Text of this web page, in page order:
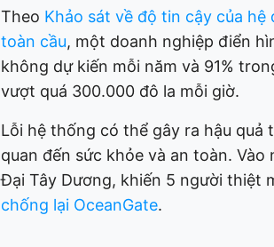
Theo Khảo sát về độ tin cậy của
toàn cầu, một doanh nghiệp điển
không dự kiến mỗi năm và 91%
vượt quá 300.000 đô la mỗi giờ.
Lỗi hệ thống có thể gây ra hậu quả
quan đến sức khỏe và an toàn.
Đại Tây Dương, khiến 5 người thiệt
chống lại OceanGate.